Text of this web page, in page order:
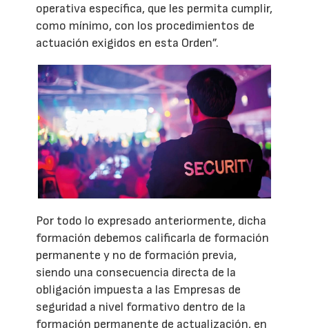
operativa específica, que les permita cumplir,
como mínimo, con los procedimientos de
actuación exigidos en esta Orden”.
Por todo lo expresado anteriormente, dicha
formación debemos calificarla de formación
permanente y no de formación previa,
siendo una consecuencia directa de la
obligación impuesta a las Empresas de
seguridad a nivel formativo dentro de la
formación permanente de actualización, en